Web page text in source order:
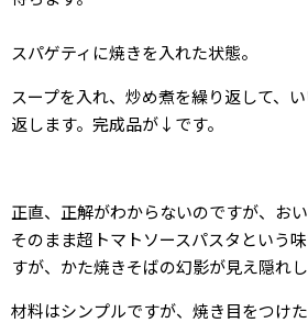
スパゲティに焼きを入れた状態。
スープを入れ、炒め煮を繰り返して、
返します。完成品が↓です。
正直、正解がわからないのですが、お
そのまま超トマトソースパスタという
すが、かた焼きそばの幻影が見え隠れし
材料はシンプルですが、焼き目をつけ